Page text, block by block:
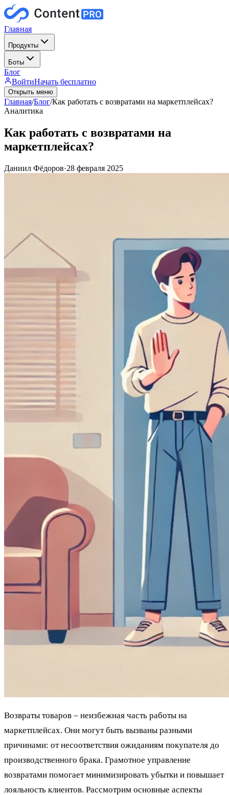
Главная
Продукты
Боты
Блог
ВойтиНачать бесплатно
Открыть меню
Главная/Блог/Как работать с возвратами на маркетплейсах?
Аналитика
Как работать с возвратами на
маркетплейсах?
Даниил Фёдоров·28 февраля 2025
Возвраты товаров – неизбежная часть работы на
маркетплейсах. Они могут быть вызваны разными
причинами: от несоответствия ожиданиям покупателя до
производственного брака. Грамотное управление
возвратами помогает минимизировать убытки и повышает
лояльность клиентов. Рассмотрим основные аспекты